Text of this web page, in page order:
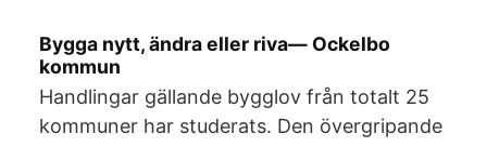
Bygga nytt, ändra eller riva— Ockelbo
kommun
Handlingar gällande bygglov från totalt 25
kommuner har studerats. Den övergripande